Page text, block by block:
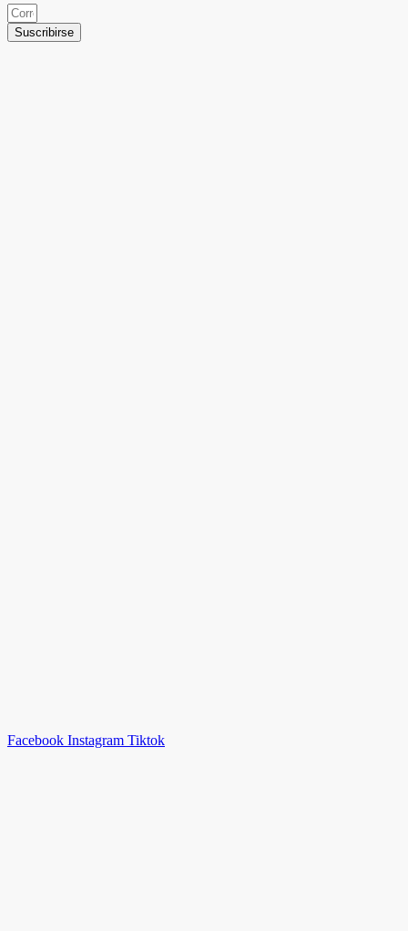
Suscribirse
Facebook Instagram Tiktok